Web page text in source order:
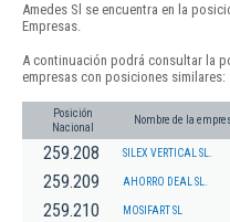
Amedes Sl se encuentra en la
Empresas.
A continuación podrá consultar la
empresas con posiciones similares:
Posición
Nacional
Nombre de la
259.208 SILEX VERTICAL SL.
259.209 AHORRO DEAL SL.
259.210 MOSIFART SL